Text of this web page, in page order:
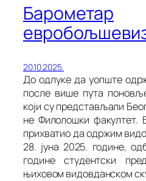
Барометар
20.10.2025.
До одлуке да уопште
после више пута
који су представљали
не Филолошки факултет.
прихватио да одржим
28. јуна 2025. године,
године студентски
њиховом видовданском